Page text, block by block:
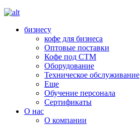
бизнесу
кофе для бизнеса
Оптовые поставки
Кофе под СТМ
Оборудование
Техническое обслуживание
Еще
Обучение персонала
Сертификаты
О нас
O компании